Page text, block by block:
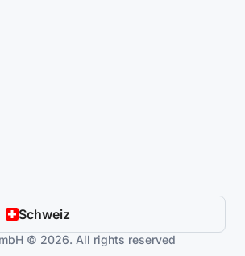
Schweiz
© 2026. All rights reserved